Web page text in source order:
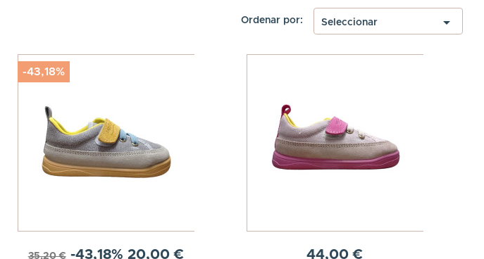
Ordenar por: Seleccionar 
35,20 € -43,18% 20,00 €
-43,18%
44,00 €